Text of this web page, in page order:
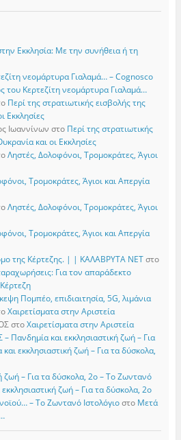
Εκκλησία: Με την συνήθεια ή τη
νεομάρτυρα Γιαλαμά… – Cognosco
του Κερτεζίτη νεομάρτυρα Γιαλαμά…
Περί της στρατιωτικής εισβολής της
Εκκλησίες
Ιωαννίνων στο Περί της στρατιωτικής
και οι Εκκλησίες
Ληστές, Δολοφόνοι, Τρομοκράτες, Άγιοι
Τρομοκράτες, Άγιοι και Απεργία
Ληστές, Δολοφόνοι, Τρομοκράτες, Άγιοι
Τρομοκράτες, Άγιοι και Απεργία
της Κέρτεζης. | | ΚΑΛΑΒΡΥΤΑ ΝΕΤστο
Για τον απαράδεκτο
Πομπέο, επιδιαιτησία, 5G, λιμάνια
Χαιρετίσματα στην Αριστεία
στοΧαιρετίσματα στην Αριστεία
και εκκλησιαστική ζωή – Για
εκκλησιαστική ζωή – Για τα δύσκολα,
ζωή – Για τα δύσκολα, 2ο – Το Zωντανό
ζωή – Για τα δύσκολα, 2ο
– Το Zωντανό Iστολόγιοστο Μετά